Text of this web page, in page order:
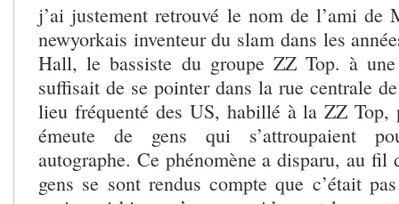
j’ai justement retrouvé le nom de l’ami de
newyorkais inventeur du slam dans les
Hall, le bassiste du groupe ZZ Top. à
suffisait de se pointer dans la rue centrale
lieu fréquenté des US, habillé à la ZZ Top,
émeute de gens qui s’attroupaient
autographe. Ce phénomène a disparu, au fil
gens se sont rendus compte que c’était